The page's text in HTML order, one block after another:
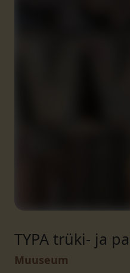
TYPA trüki- ja
Muuseum